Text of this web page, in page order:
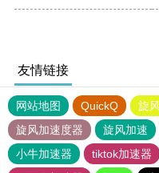
友情链接
网站地图 QuickQ 旋
旋风加速度器
旋风加速
小牛加速器
tiktok加速器